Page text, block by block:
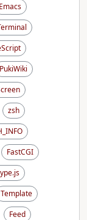
Emacs
PukiWiki
zsh
FastCGI
Template
Feed